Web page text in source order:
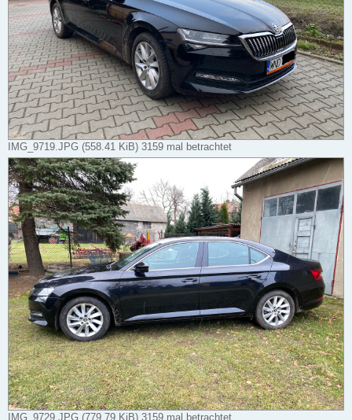
IMG_9719.JPG (558.41 KiB) 3159 mal betrachtet
IMG_9729.JPG (779.79 KiB) 3159 mal betrachtet